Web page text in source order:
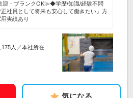
迎・ブランクOK≫◆学歴/知識/経験不問
社員として将来も安心して働きたい』方
実績あり
人／本社所在
気になる